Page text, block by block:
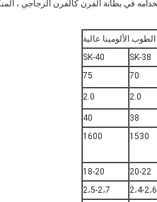
الطوب الألومينا عالية
SK-38
SK-40
70
75
2.0
2.0
38
40
1530
1600
20-22
18-20
2،4-2،6
2،5-2،7